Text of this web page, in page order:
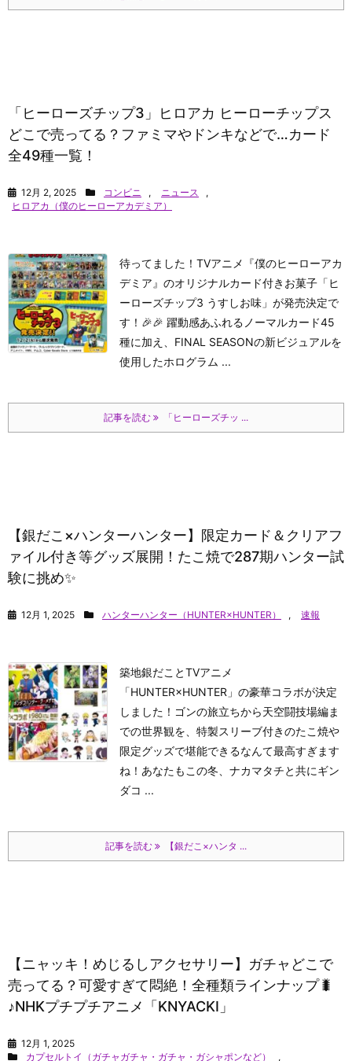
「ヒーローズチップ3」ヒロアカ ヒーローチップス
どこで売ってる？ファミマやドンキなどで…カード
全49種一覧！
12月 2, 2025 コンビニ , ニュース
,
ヒロアカ（僕のヒーローアカデミア）
待ってました！TVアニメ『僕のヒーローアカ
デミア』のオリジナルカード付きお菓子「ヒ
ーローズチップ3 うすしお味」が発売決定で
す！🎉🎉 躍動感あふれるノーマルカード45
種に加え、FINAL SEASONの新ビジュアルを
使用したホログラム ...
記事を読む 「ヒーローズチッ ...
【銀だこ×ハンターハンター】限定カード＆クリアフ
ァイル付き等グッズ展開！たこ焼で287期ハンター試
験に挑め✨
12月 1, 2025 ハンターハンター（HUNTER×HUNTER） , 速報
築地銀だことTVアニメ
「HUNTER×HUNTER」の豪華コラボが決定
しました！ゴンの旅立ちから天空闘技場編ま
での世界観を、特製スリーブ付きのたこ焼や
限定グッズで堪能できるなんて最高すぎます
ね！あなたもこの冬、ナカマタチと共にギン
ダコ ...
記事を読む 【銀だこ×ハンタ ...
【ニャッキ！めじるしアクセサリー】ガチャどこで
売ってる？可愛すぎて悶絶！全種類ラインナップ🐛
♪NHKプチプチアニメ「KNYACKI」
12月 1, 2025
カプセルトイ（ガチャガチャ・ガチャ・ガシャポンなど）
,